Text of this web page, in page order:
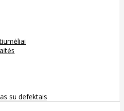
su defektais